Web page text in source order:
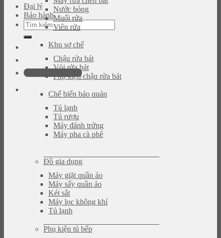
Đại lý
Bảo hành
Tìm
kiếm:
0946.480.580
Nước bóng
Muối rửa
Viên rửa
Khu sơ chế
Chậu rửa bát
Vòi rửa bát
Phụ kiện chậu rửa bát
Chế biến bảo quản
Tủ lạnh
Tủ rượu
Máy đánh trứng
Máy pha cà phê
Đồ gia dụng
Máy giặt quần áo
Máy sấy quần áo
Két sắt
Máy lọc không khí
Tủ lạnh
Phụ kiện tủ bếp